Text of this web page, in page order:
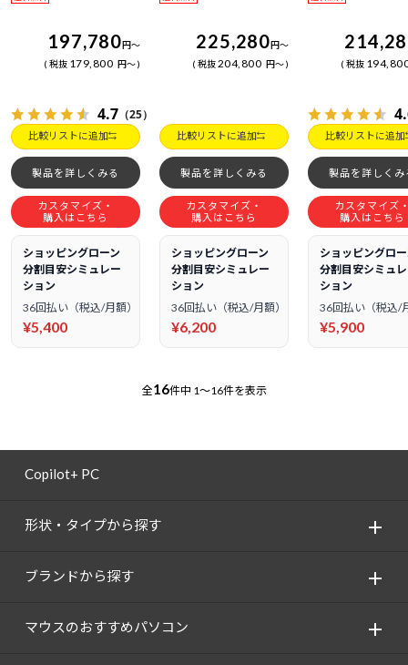
197,780円～
税抜 179,800 円～
4.7 （25）
比較リストに追加
製品を詳しくみる
カスタマイズ・
購入はこちら
ショッピングローン
分割目安シミュレー
ション
36回払い（税込/月額）
¥5,400
225,280円～
税抜204,800 円～
比較リストに追加
製品を詳しくみる
カスタマイズ・
購入はこちら
ショッピングローン
分割目安シミュレー
ション
36回払い（税込/月額）
¥6,200
税抜
比較リストに追加
製品を詳しくみ
カスタマイズ
購入はこちら
ショッピングロ
分割目安シミュ
ション
36回払い（税込/
¥5,900
全16件中 1～16件を表示
Copilot+ PC
形状・タイプから探す
ブランドから探す
マウスのおすすめパソコン